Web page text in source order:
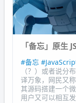
「备忘」原生
#备忘
（？）或者说
译万象，网民又
其源码搭建一个
用户又可以相互